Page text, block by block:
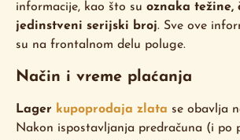
informacije, kao što su oznaka težine,
jedinstveni serijski broj. Sve ove
su na frontalnom delu poluge.
Način i vreme plaćanja
Lager kupoprodaja zlata se obavlja
Nakon ispostavljanja predračuna (i po